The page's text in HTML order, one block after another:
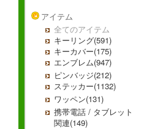
アイテム
全てのアイテム
キーリング(591)
キーカバー(175)
エンブレム(947)
ピンバッジ(212)
ステッカー(1132)
ワッペン(131)
携帯電話 / タブレット
関連(149)